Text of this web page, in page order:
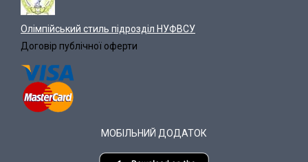
Олімпійський стиль підрозділ НУФВСУ
Договір публічної оферти
МОБІЛЬНИЙ ДОДАТОК